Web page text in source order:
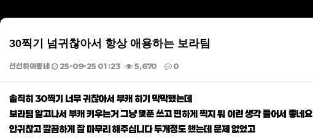
30찍기 넘귀찮아서 항상 애용하는 보라팀
선선하이좋네 25-09-25 01:23 5,670 0
본문
솔직히 30찍기 너무 귀찮아서 부캐 하기 막막했는데
보라팀 알고나서 부캐 키우는거 그냥 몇푼 쓰고 편하게 찍지 뭐 이런 생각 들어서 좋네요
안귀찮고 깔끔하게 잘 마무리 해주십니다 두개정도 했는데 문제 없었고